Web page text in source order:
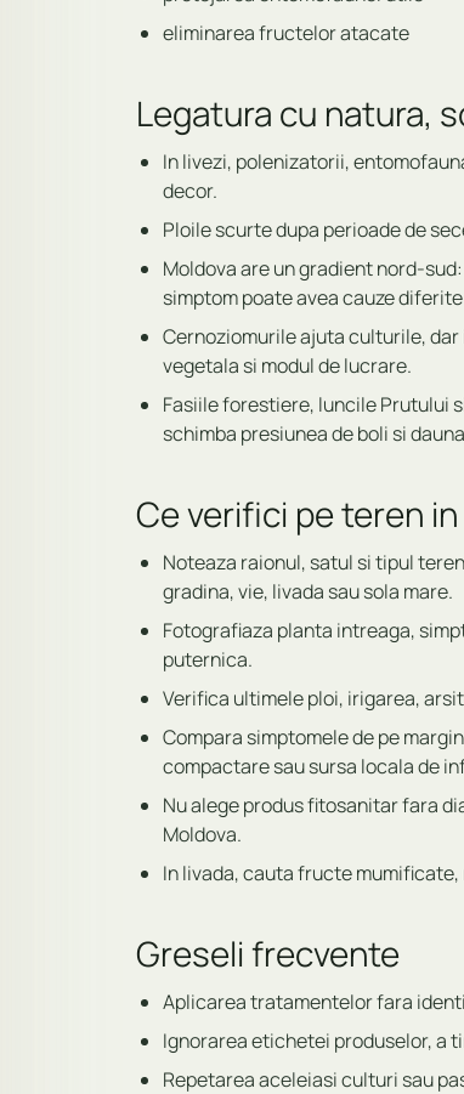
eliminarea fructelor atacate
Legatura cu natura,
In livezi, polenizatorii,
decor.
Ploile scurte dupa perioade de
Moldova are un gradient nord-
simptom poate avea cauze
Cernoziomurile ajuta culturile,
vegetala si modul de lucrare.
Fasiile forestiere, luncile Prutului
schimba presiunea de boli si
Ce verifici pe teren
Noteaza raionul, satul si tipul
gradina, vie, livada sau sola mare.
Fotografiaza planta intreaga,
puternica.
Verifica ultimele ploi, irigarea,
Compara simptomele de pe
compactare sau sursa locala de
Nu alege produs fitosanitar fara
Moldova.
In livada, cauta fructe
Greseli frecvente
Aplicarea tratamentelor fara
Ignorarea etichetei produselor, a
Repetarea aceleiasi culturi sau